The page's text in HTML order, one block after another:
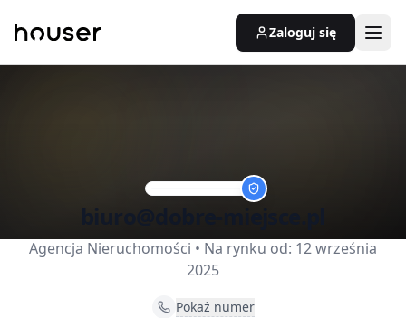
Zaloguj się
biuro@dobre-miejsce.pl
Agencja Nieruchomości • Na rynku od: 12 września
2025
Pokaż numer